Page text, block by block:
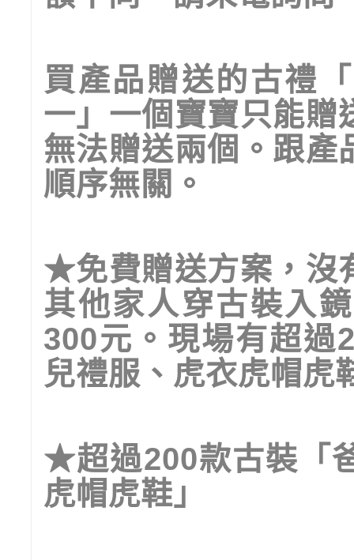
買產品贈送的古禮
一」一個寶寶只能贈
無法贈送兩個。跟產
順序無關。
★免費贈送方案，沒
其他家人穿古裝入
300元。現場有超過
兒禮服、虎衣虎帽虎
★超過200款古裝「
虎帽虎鞋」